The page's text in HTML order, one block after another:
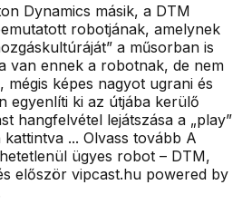
Dynamics másik, a DTM
robotjának, amelynek
a műsorban is
van ennek a robotnak, de nem
mégis képes nagyot ugrani és
egyenlíti ki az útjába kerülő
hangfelvétel lejátszása a „play”
... Olvass tovább A
ügyes robot – DTM,
először vipcast.hu powered by